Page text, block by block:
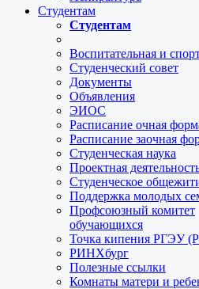
Студентам
Студентам
Воспитательная и
Студенческий совет
Документы
Объявления
ЭИОС
Расписание очная
Расписание заочная
Студенческая наука
Проектная
Студенческое
Поддержка молодых
Профсоюзный комитет
обучающихся
Точка кипения РГЭУ
РИНХбург
Полезные ссылки
Комнаты матери и